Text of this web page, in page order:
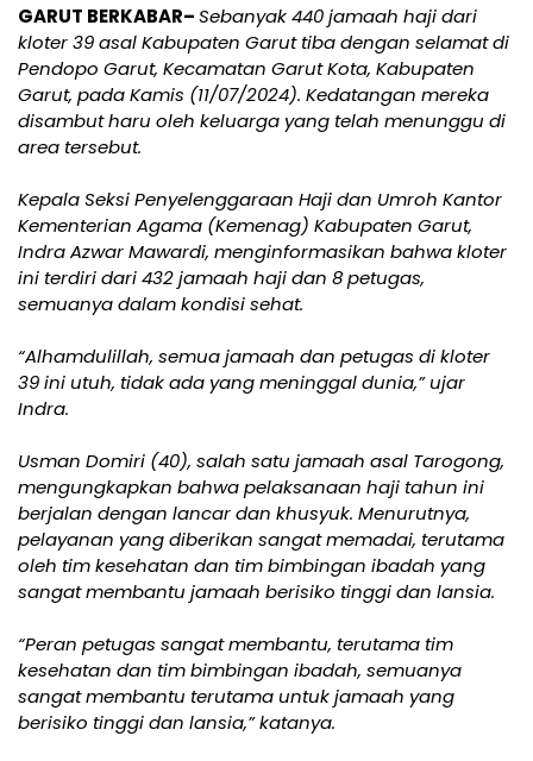
GARUT BERKABAR–Sebanyak 440 jamaah haji dari
kloter 39 asal Kabupaten Garut tiba dengan selamat di
Pendopo Garut, Kecamatan Garut Kota, Kabupaten
Garut, pada Kamis (11/07/2024). Kedatangan mereka
disambut haru oleh keluarga yang telah menunggu di
area tersebut.
Kepala Seksi Penyelenggaraan Haji dan Umroh Kantor
Kementerian Agama (Kemenag) Kabupaten Garut,
Indra Azwar Mawardi, menginformasikan bahwa kloter
ini terdiri dari 432 jamaah haji dan 8 petugas,
semuanya dalam kondisi sehat.
“Alhamdulillah, semua jamaah dan petugas di kloter
39 ini utuh, tidak ada yang meninggal dunia,” ujar
Indra.
Usman Domiri (40), salah satu jamaah asal Tarogong,
mengungkapkan bahwa pelaksanaan haji tahun ini
berjalan dengan lancar dan khusyuk. Menurutnya,
pelayanan yang diberikan sangat memadai, terutama
oleh tim kesehatan dan tim bimbingan ibadah yang
sangat membantu jamaah berisiko tinggi dan lansia.
“Peran petugas sangat membantu, terutama tim
kesehatan dan tim bimbingan ibadah, semuanya
sangat membantu terutama untuk jamaah yang
berisiko tinggi dan lansia,” katanya.